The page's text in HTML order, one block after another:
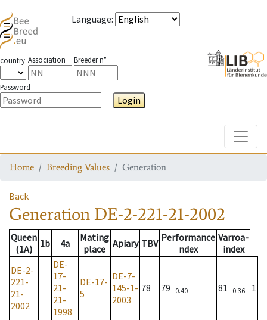
Language:
country Association Breeder n°
Password
Login
Home Breeding Values Generation
Back
Generation DE-2-221-21-2002
Queen
(1A)
1b 4a
Mating
place Apiary TBV Performance
ndex
Varroa-
index
DE-2-
221-
21-
2002
DE-
17-
21-
21-
1998
DE-17-
5
DE-7-
145-1-
2003
78 79 0.40 81 0.36 1